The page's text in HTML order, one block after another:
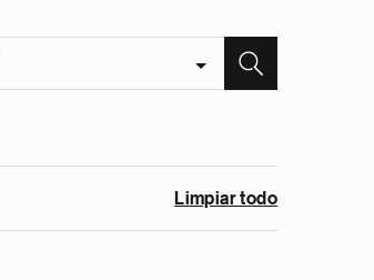
Limpiar todo